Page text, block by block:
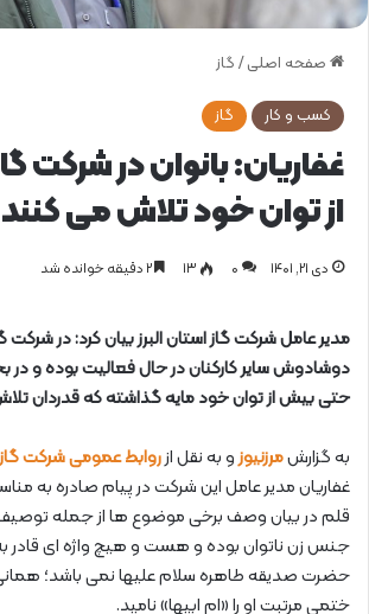
صفحه اصلی / گاز
کسب و کار گاز
غفاریان: بانوان در شرکت
از توان خود تلاش می کنند
دی ۲۱, ۱۴۰۱ 0 ۱۳
مدیر عامل شرکت گاز استان البرز بیان کرد: در شرکت
دوشادوش سایر کارکنان در حال فعالیت بوده و
حتی بیش از توان خود مایه گذاشته که قدردان
به گزارشمرزنیوزو به نقل ازروابط عمومی شرکت گاز
غفاریان مدیر عامل این شرکت در پیام صادره به
قلم در بیان وصف برخی موضوع ها از جمله
جنس زن ناتوان بوده و هست و هیچ واژه ای
حضرت صدیقه طاهره سلام علیها نمی باشد؛
ختمی مرتبت او را «ام ابیها» نامید.